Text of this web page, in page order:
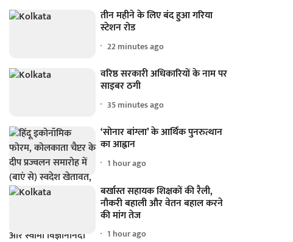
तीन महीने के लिए बंद हुआ गरिया
स्टेशन रोड
22 minutes ago
वरिष्ठ सरकारी अधिकारियों के नाम पर
साइबर ठगी
35 minutes ago
‘सोनार बांग्ला’ के आर्थिक पुनरुत्थान
का आह्वान
1 hour ago
बर्खास्त सहायक शिक्षकों की रैली,
नौकरी बहाली और वेतन बहाल करने
की मांग तेज
1 hour ago